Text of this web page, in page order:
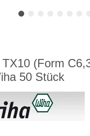
(Form
50 Stück